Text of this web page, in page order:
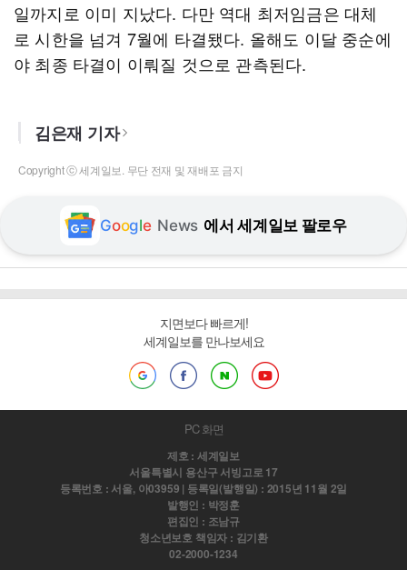
일까지로 이미 지났다. 다만 역대 최저임금은 대체
로 시한을 넘겨 7월에 타결됐다. 올해도 이달 중순에
야 최종 타결이 이뤄질 것으로 관측된다.
김은재 기자
Copyright ⓒ 세계일보. 무단 전재 및 재배포 금지
Google News 에서 세계일보 팔로우
지면보다 빠르게!
세계일보를 만나보세요
PC 화면
제호 : 세계일보
서울특별시 용산구 서빙고로 17
등록번호 : 서울, 아03959 | 등록일(발행일) : 2015년 11월 2일
발행인 : 박정훈
편집인 : 조남규
청소년보호 책임자 : 김기환
02-2000-1234